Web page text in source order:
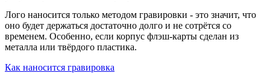
Лого наносится только методом гравировки - это значит, что
оно будет держаться достаточно долго и не сотрётся со
временем. Особенно, если корпус флэш-карты сделан из
металла или твёрдого пластика.
Как наносится гравировка